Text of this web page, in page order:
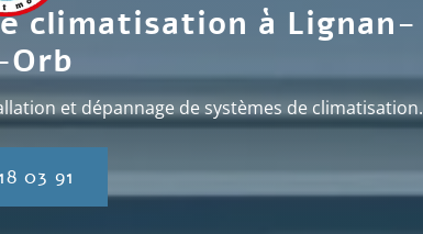
climatisation à Lignan-
et dépannage de systèmes de climatisation.
03 91